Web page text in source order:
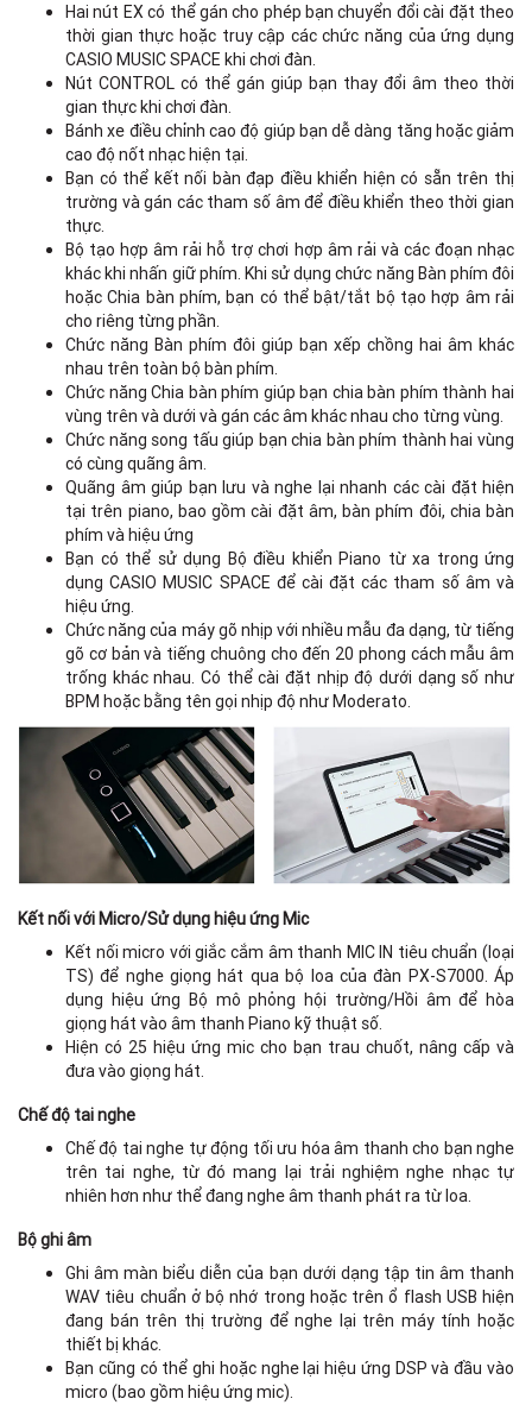
Hai nút EX có thể gán cho phép bạn chuyển đổi cài đặt theo
thời gian thực hoặc truy cập các chức năng của ứng dụng
CASIO MUSIC SPACE khi chơi đàn.
Nút CONTROL có thể gán giúp bạn thay đổi âm theo thời
gian thực khi chơi đàn.
Bánh xe điều chỉnh cao độ giúp bạn dễ dàng tăng hoặc giảm
cao độ nốt nhạc hiện tại.
Bạn có thể kết nối bàn đạp điều khiển hiện có sẵn trên thị
trường và gán các tham số âm để điều khiển theo thời gian
thực.
Bộ tạo hợp âm rải hỗ trợ chơi hợp âm rải và các đoạn nhạc
khác khi nhấn giữ phím. Khi sử dụng chức năng Bàn phím đôi
hoặc Chia bàn phím, bạn có thể bật/tắt bộ tạo hợp âm rải
cho riêng từng phần.
Chức năng Bàn phím đôi giúp bạn xếp chồng hai âm khác
nhau trên toàn bộ bàn phím.
Chức năng Chia bàn phím giúp bạn chia bàn phím thành hai
vùng trên và dưới và gán các âm khác nhau cho từng vùng.
Chức năng song tấu giúp bạn chia bàn phím thành hai vùng
có cùng quãng âm.
Quãng âm giúp bạn lưu và nghe lại nhanh các cài đặt hiện
tại trên piano, bao gồm cài đặt âm, bàn phím đôi, chia bàn
phím và hiệu ứng
Bạn có thể sử dụng Bộ điều khiển Piano từ xa trong ứng
dụng CASIO MUSIC SPACE để cài đặt các tham số âm và
hiệu ứng.
Chức năng của máy gõ nhịp với nhiều mẫu đa dạng, từ tiếng
gõ cơ bản và tiếng chuông cho đến 20 phong cách mẫu âm
trống khác nhau. Có thể cài đặt nhịp độ dưới dạng số như
BPM hoặc bằng tên gọi nhịp độ như Moderato.
Kết nối với Micro/Sử dụng hiệu ứng Mic
Kết nối micro với giắc cắm âm thanh MIC IN tiêu chuẩn (loại
TS) để nghe giọng hát qua bộ loa của đàn PX-S7000. Áp
dụng hiệu ứng Bộ mô phỏng hội trường/Hồi âm để hòa
giọng hát vào âm thanh Piano kỹ thuật số.
Hiện có 25 hiệu ứng mic cho bạn trau chuốt, nâng cấp và
đưa vào giọng hát.
Chế độ tai nghe
Chế độ tai nghe tự động tối ưu hóa âm thanh cho bạn nghe
trên tai nghe, từ đó mang lại trải nghiệm nghe nhạc tự
nhiên hơn như thể đang nghe âm thanh phát ra từ loa.
Bộ ghi âm
Ghi âm màn biểu diễn của bạn dưới dạng tập tin âm thanh
WAV tiêu chuẩn ở bộ nhớ trong hoặc trên ổ flash USB hiện
đang bán trên thị trường để nghe lại trên máy tính hoặc
thiết bị khác.
Bạn cũng có thể ghi hoặc nghe lại hiệu ứng DSP và đầu vào
micro (bao gồm hiệu ứng mic).